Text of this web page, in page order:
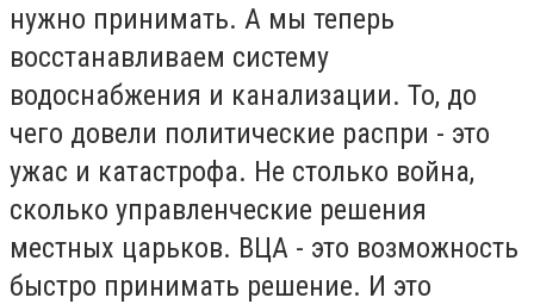
нужно принимать. А мы теперь
восстанавливаем систему
водоснабжения и канализации. То, до
чего довели политические распри - это
ужас и катастрофа. Не столько война,
сколько управленческие решения
местных царьков. ВЦА - это возможность
быстро принимать решение. И это